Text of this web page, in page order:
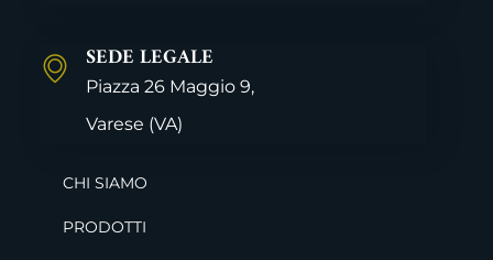
SEDE LEGALE
Piazza 26 Maggio 9,
Varese (VA)
CHI SIAMO
PRODOTTI